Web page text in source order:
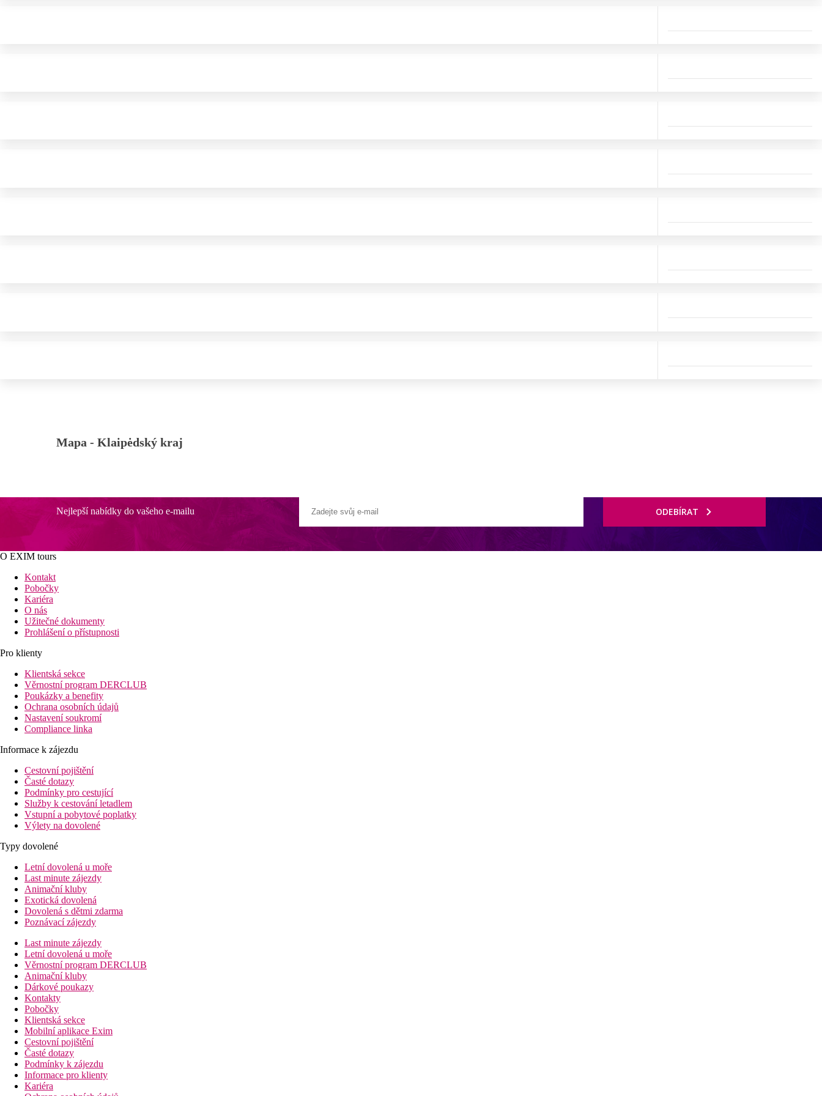
Mapa - Klaipėdský kraj
Nejlepší nabídky do vašeho e-mailu ODEBÍRAT
O EXIM tours
Kontakt
Pobočky
Kariéra
O nás
Užitečné dokumenty
Prohlášení o přístupnosti
Pro klienty
Klientská sekce
Věrnostní program DERCLUB
Poukázky a benefity
Ochrana osobních údajů
Nastavení soukromí
Compliance linka
Informace k zájezdu
Cestovní pojištění
Časté dotazy
Podmínky pro cestující
Služby k cestování letadlem
Vstupní a pobytové poplatky
Výlety na dovolené
Typy dovolené
Letní dovolená u moře
Last minute zájezdy
Animační kluby
Exotická dovolená
Dovolená s dětmi zdarma
Poznávací zájezdy
Last minute zájezdy
Letní dovolená u moře
Věrnostní program DERCLUB
Animační kluby
Dárkové poukazy
Kontakty
Pobočky
Klientská sekce
Mobilní aplikace Exim
Cestovní pojištění
Časté dotazy
Podmínky k zájezdu
Informace pro klienty
Kariéra